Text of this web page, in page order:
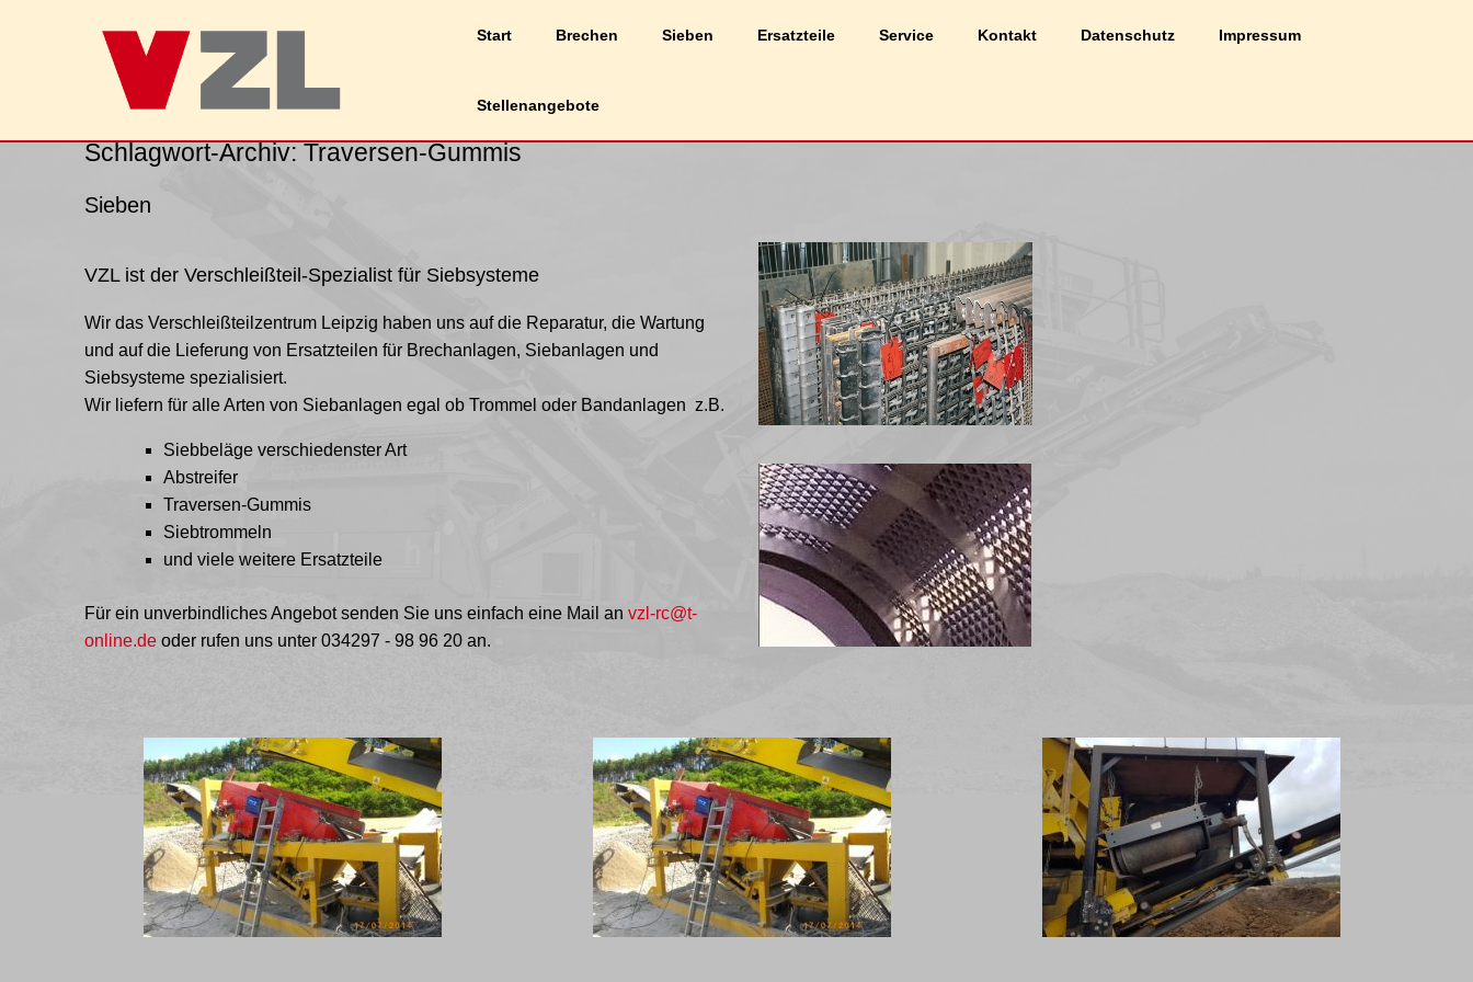
Start Brechen Sieben Ersatzteile Service Kontakt Datenschutz Impressum
Stellenangebote
Schlagwort-Archiv:Traversen-Gummis
Sieben
VZL ist der Verschleißteil-Spezialist für Siebsysteme
Wir das Verschleißteilzentrum Leipzig haben uns auf die Reparatur, die Wartung
und auf die Lieferung von Ersatzteilen für Brechanlagen, Siebanlagen und
Siebsysteme spezialisiert.
Wir liefern für alle Arten von Siebanlagen egal ob Trommel oder Bandanlagen z.B.
Siebbeläge verschiedenster Art
Abstreifer
Traversen-Gummis
Siebtrommeln
und viele weitere Ersatzteile
Für ein unverbindliches Angebot senden Sie uns einfach eine Mail an vzl-rc@t-
online.deoder rufen uns unter 034297 - 98 96 20an.
Du kannst mehr darüber erfahren, welche Cookies wir verwenden, oder sie unter Einstellungen deaktivieren.
Zustimmen Ablehnen